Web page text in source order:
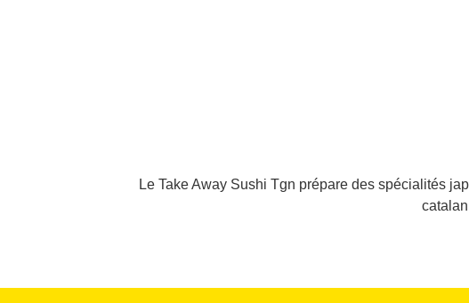
Le Take Away Sushi Tgn prépare des spécialités